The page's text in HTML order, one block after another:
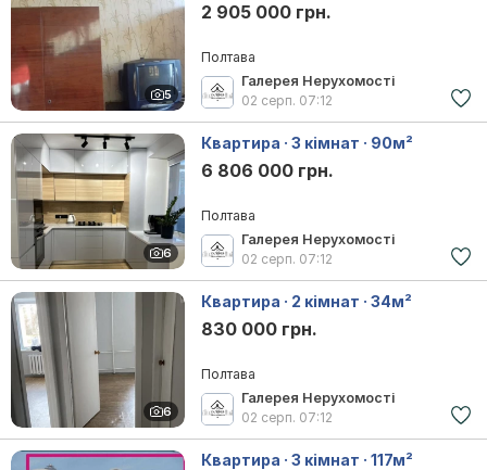
5
2 905 000 грн.
Полтава
Галерея Нерухомості
02 серп. 07:12
6
Квартира · 3 кімнат · 90м²
6 806 000 грн.
Полтава
Галерея Нерухомості
02 серп. 07:12
6
Квартира · 2 кімнат · 34м²
830 000 грн.
Полтава
Галерея Нерухомості
02 серп. 07:12
Квартира · 3 кімнат · 117м²